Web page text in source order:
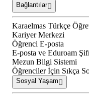
Bağlantılar
Karaelmas Türkçe
Kariyer Merkezi
Öğrenci E-posta
E-posta ve Eduroam
Mezun Bilgi Sistemi
Öğrenciler İçin Sıkça
Sosyal Yaşam